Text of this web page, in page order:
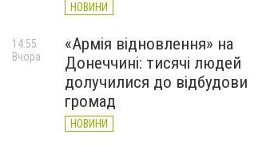
НОВИНИ
«Армія відновлення» на
Донеччині: тисячі людей
долучилися до відбудови
громад
НОВИНИ
14:55
Вчора